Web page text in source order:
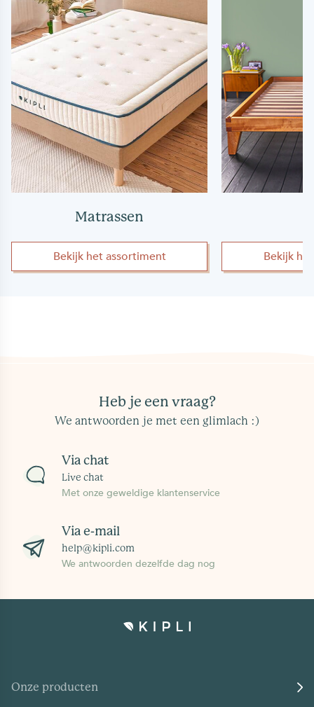
Matrassen
Bekijk het assortiment Bekijk
Heb je een vraag?
We antwoorden je met een glimlach :)
Via chat
Live chat
Met onze geweldige klantenservice
Via e-mail
help@kipli.com
We antwoorden dezelfde dag nog
Onze producten